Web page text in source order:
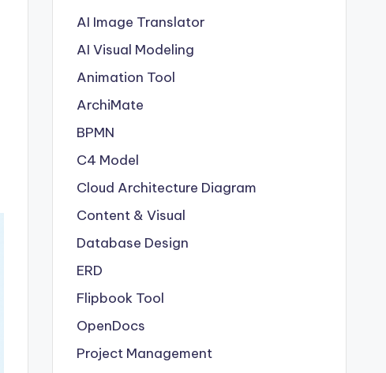
AI Image Translator
AI Visual Modeling
Animation Tool
ArchiMate
BPMN
C4 Model
Cloud Architecture Diagram
Content & Visual
Database Design
ERD
Flipbook Tool
OpenDocs
Project Management